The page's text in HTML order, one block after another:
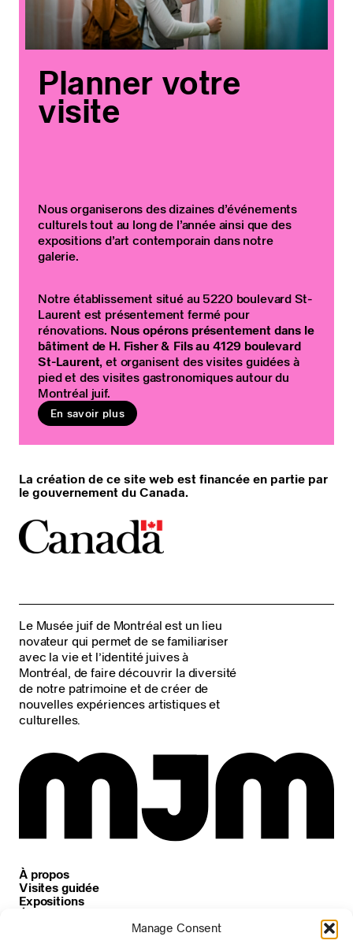
Manage Consent
Planner votre
visite
Nous organiserons des dizaines d’événements
culturels tout au long de l’année ainsi que des
expositions d’art contemporain dans notre
galerie.
Notre établissement situé au 5220 boulevard St-
Laurent est présentement fermé pour
rénovations. Nous opérons présentement dans le
bâtiment de H. Fisher & Fils au 4129 boulevard
St-Laurent, et organisent des visites guidées à
pied et des visites gastronomiques autour du
Montréal juif.
En savoir plus
La création de ce site web est financée en partie par
le gouvernement du Canada.
Le Musée juif de Montréal est un lieu
novateur qui permet de se familiariser
avec la vie et l’identité juives à
Montréal, de faire découvrir la diversité
de notre patrimoine et de créer de
nouvelles expériences artistiques et
culturelles.
À propos
Visites guidée
Expositions
Événements